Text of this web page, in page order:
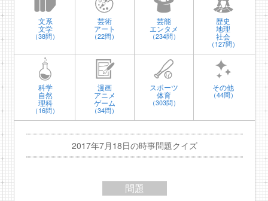
文系
文学
（38問）
芸術
アート
（22問）
芸能
エンタメ
（234問）
歴史
地理
社会
（127問）
科学
自然
理科
（16問）
漫画
アニメ
ゲーム
（34問）
スポーツ
体育
（303問）
その他
（44問）
2017年7月18日の時事問題クイズ
問題